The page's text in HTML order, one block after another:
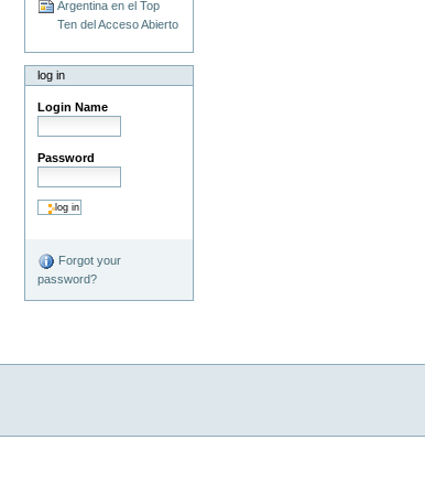
Argentina en el Top
Ten del Acceso Abierto
log in
Login Name
Password
Forgot your
password?